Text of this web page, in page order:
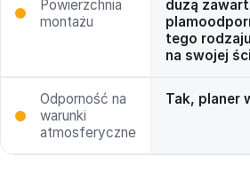
Powierzchnia
montażu
dużą
tego
na swojej
Odporność na
warunki
atmosferyczne
Tak, planer